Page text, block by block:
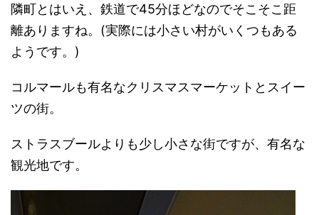
隣町とはいえ、鉄道で45分ほどなのでそこそこ距
離ありますね。(実際には小さい村がいくつもある
ようです。)
コルマールも有名なクリスマスマーケットとスイー
ツの街。
ストラスブールよりも少し小さな街ですが、有名な
観光地です。